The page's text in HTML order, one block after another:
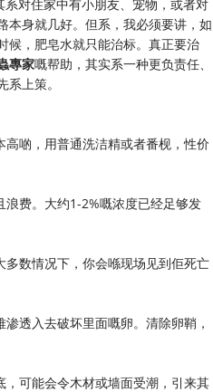
对住家中有小朋友、宠物，或者对
本身就几好。但系，我必须要讲，如
候，肥皂水就只能治标。真正要治
專家嘅帮助，其实系一种更负责任、
上策。
啲，用普通洗洁精或者番枧，性价
费。大约1-2%嘅浓度已经足够发
数情况下，你会喺现场见到佢死亡
透入去破坏里面嘅卵。清除卵鞘，
可能会令木材或墙面受潮，引来其